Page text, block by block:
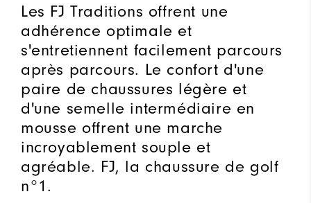
Les FJ Traditions offrent une
adhérence optimale et
s'entretiennent facilement parcours
après parcours. Le confort d'une
paire de chaussures légère et
d'une semelle intermédiaire en
mousse offrent une marche
incroyablement souple et
agréable. FJ, la chaussure de golf
n°1.